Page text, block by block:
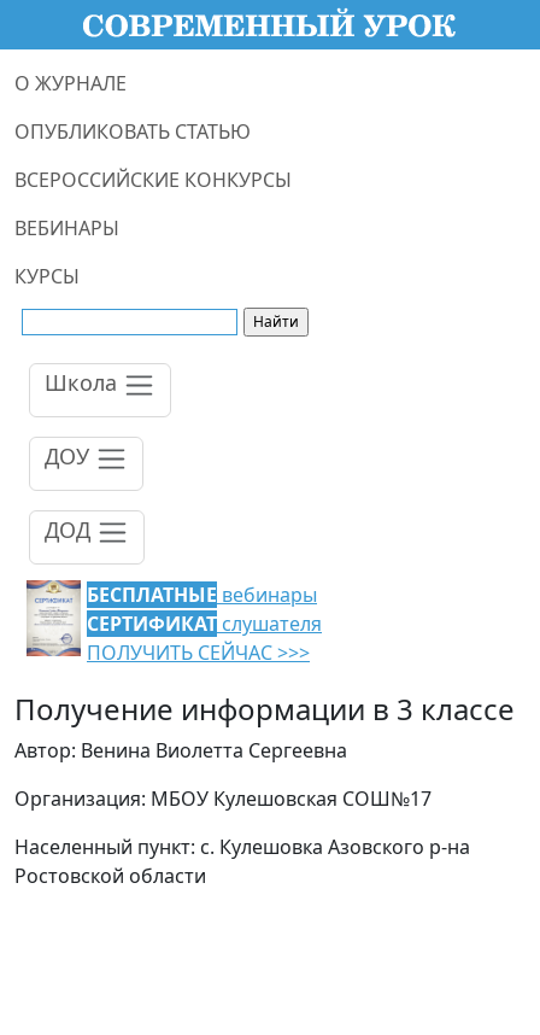
О ЖУРНАЛЕ
ОПУБЛИКОВАТЬ СТАТЬЮ
ВСЕРОССИЙСКИЕ КОНКУРСЫ
ВЕБИНАРЫ
КУРСЫ
Школа
ДОУ
ДОД
БЕСПЛАТНЫЕ вебинары
СЕРТИФИКАТ слушателя
ПОЛУЧИТЬ СЕЙЧАС >>>
Получение информации в 3 классе
Автор: Венина Виолетта Сергеевна
Организация: МБОУ Кулешовская СОШ№17
Населенный пункт: с. Кулешовка Азовского р-на
Ростовской области